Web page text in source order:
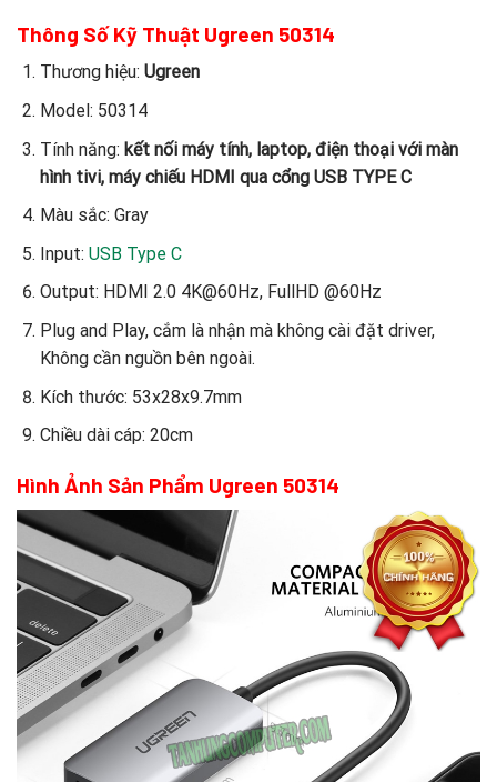
Thông Số Kỹ Thuật Ugreen 50314
Thương hiệu: Ugreen
Model: 50314
Tính năng: kết nối máy tính, laptop, điện thoại với màn
hình tivi, máy chiếu HDMI qua cổng USB TYPE C
Màu sắc: Gray
Input: USB Type C
Output: HDMI 2.0 4K@60Hz, FullHD @60Hz
Plug and Play, cắm là nhận mà không cài đặt driver,
Không cần nguồn bên ngoài.
Kích thước: 53x28x9.7mm
Chiều dài cáp: 20cm
Hình Ảnh Sản Phẩm Ugreen 50314